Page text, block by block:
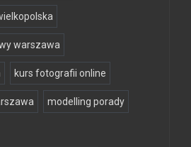
warszawa
kurs fotografii online
modelling porady